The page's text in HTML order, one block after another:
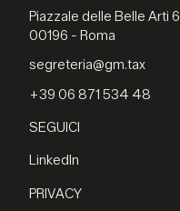
Piazzale delle Belle Arti 6
00196 - Roma
segreteria@gm.tax
+39 06 871 534 48
SEGUICI
LinkedIn
PRIVACY